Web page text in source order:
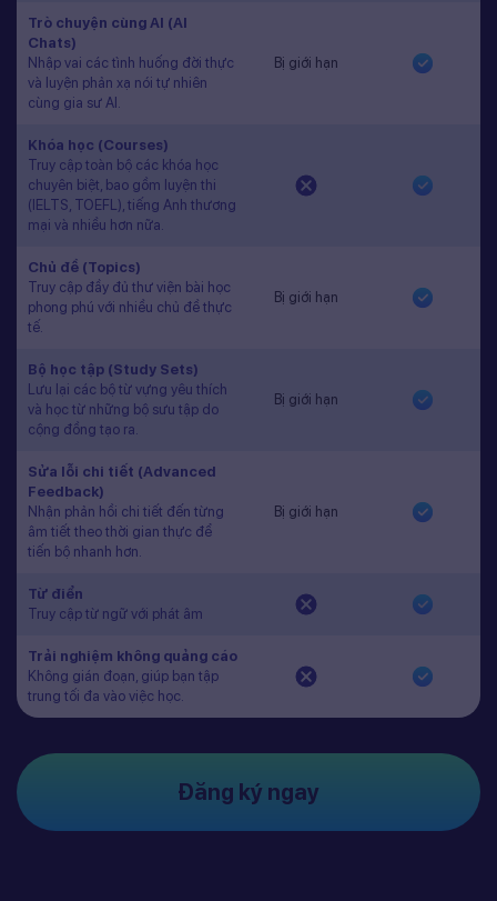
Trò chuyện cùng AI (AI
Chats)
Nhập vai các tình huống đời thực
và luyện phản xạ nói tự nhiên
cùng gia sư AI.
Bị giới hạn
Khóa học (Courses)
Truy cập toàn bộ các khóa học
chuyên biệt, bao gồm luyện thi
(IELTS, TOEFL), tiếng Anh thương
mại và nhiều hơn nữa.
Chủ đề (Topics)
Truy cập đầy đủ thư viện bài học
phong phú với nhiều chủ đề thực
tế.
Bị giới hạn
Bộ học tập (Study Sets)
Lưu lại các bộ từ vựng yêu thích
và học từ những bộ sưu tập do
cộng đồng tạo ra.
Bị giới hạn
Sửa lỗi chi tiết (Advanced
Feedback)
Nhận phản hồi chi tiết đến từng
âm tiết theo thời gian thực để
tiến bộ nhanh hơn.
Bị giới hạn
Từ điển
Truy cập từ ngữ với phát âm
Trải nghiệm không quảng cáo
Không gián đoạn, giúp bạn tập
trung tối đa vào việc học.
Đăng ký ngay